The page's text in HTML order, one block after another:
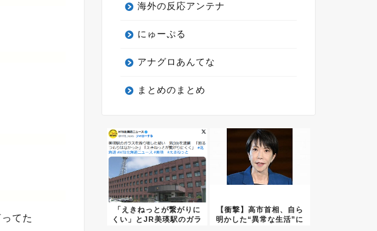
てた
海外の反応アンテナ
にゅーぷる
アナグロあんてな
まとめのまとめ
「えきねっとが繋がりに
くい」とJR美瑛駅のガラ
【衝撃】高市首相、自ら
明かした“異常な生活”に